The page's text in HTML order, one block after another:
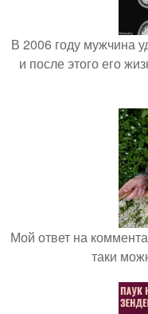
В 2006 году мужчина
и после этого его
Мой ответ на
таки